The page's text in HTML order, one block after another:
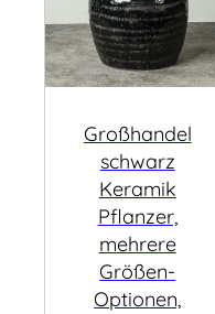
Großhandel
schwarz
Keramik
Pflanzer,
mehrere
Größen-
Optionen,